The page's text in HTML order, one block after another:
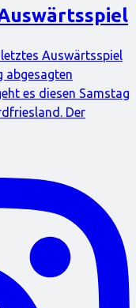
Auswärtsspiel
abgesagten
es diesen Samstag
Der